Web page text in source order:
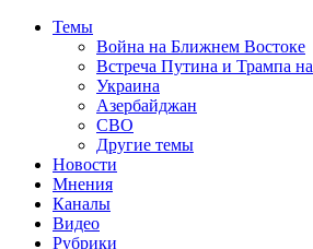
Темы
Война на Ближнем Востоке
Встреча Путина и Трампа
Украина
Азербайджан
СВО
Другие темы
Новости
Мнения
Каналы
Видео
Рубрики